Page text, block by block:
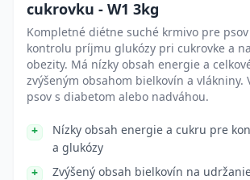
cukrovku - W1 3kg
Kompletné diétne suché krmivo pre
kontrolu príjmu glukózy pri cukrovke a
obezity. Má nízky obsah energie a
zvýšeným obsahom bielkovín a vlákniny.
psov s diabetom alebo nadváhou.
Nízky obsah energie a cukru pre
a glukózy
Zvýšený obsah bielkovín na